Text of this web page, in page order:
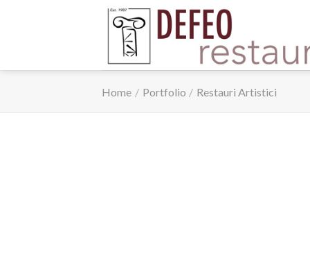
Home / Portfolio / Restauri Artistici